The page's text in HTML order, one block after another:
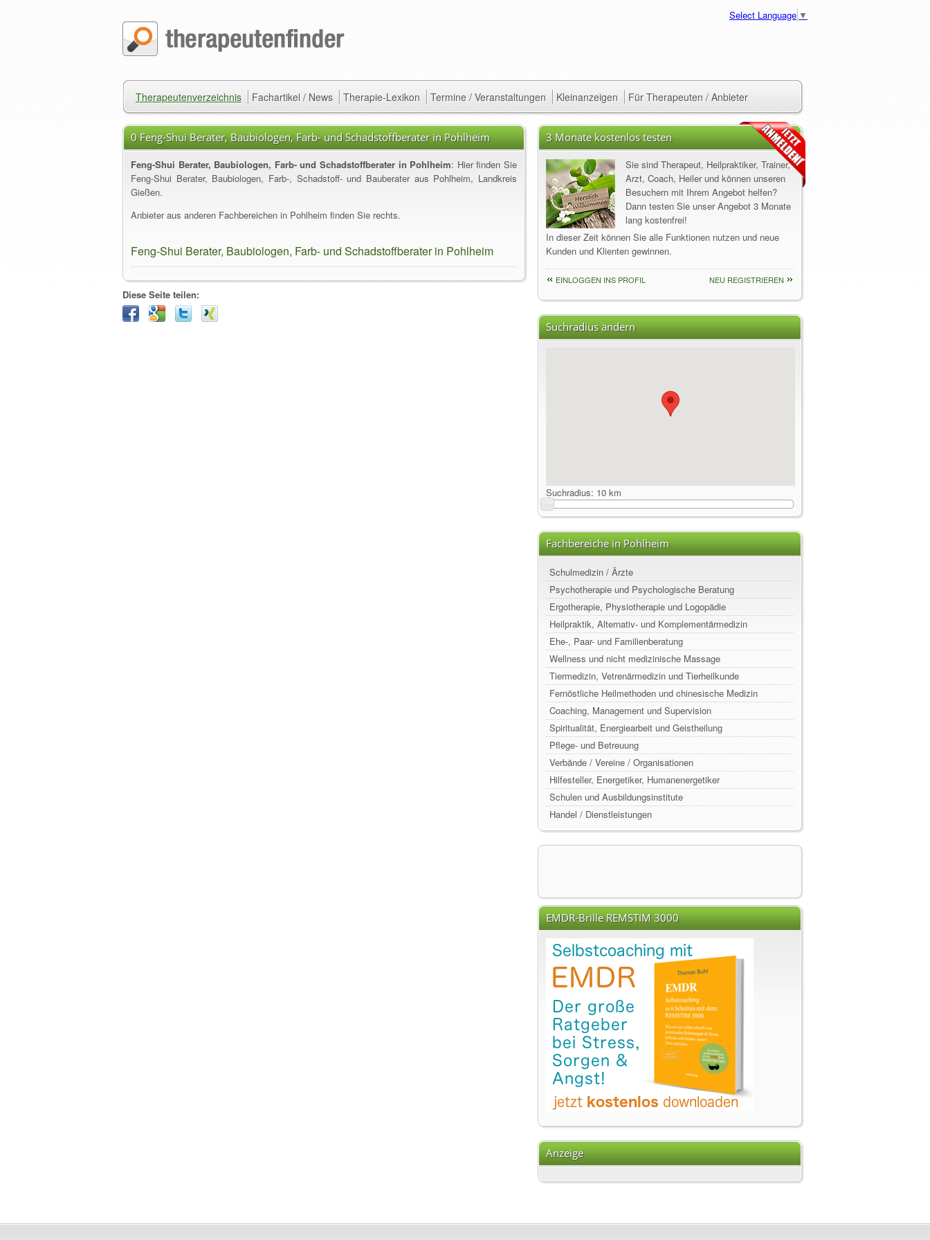
Select Language ▼
Therapeutenverzeichnis Fachartikel / News Therapie-Lexikon Termine / Veranstaltungen Kleinanzeigen Für Therapeuten / Anbieter
0 Feng-Shui Berater, Baubiologen, Farb- und Schadstoffberater in Pohlheim
Feng-Shui Berater, Baubiologen, Farb- und Schadstoffberater in Pohlheim: Hier finden Sie
Feng-Shui Berater, Baubiologen, Farb-, Schadstoff- und Bauberater aus Pohlheim, Landkreis
Gießen.
Anbieter aus anderen Fachbereichen in Pohlheim finden Sie rechts.
Feng-Shui Berater, Baubiologen, Farb- und Schadstoffberater in Pohlheim
Diese Seite teilen:
3 Monate kostenlos testen
Sie sind Therapeut, Heilpraktiker, Trainer,
Arzt, Coach, Heiler und können unseren
Besuchern mit Ihrem Angebot helfen?
Dann testen Sie unser Angebot 3 Monate
lang kostenfrei!
In dieser Zeit können Sie alle Funktionen nutzen und neue
Kunden und Klienten gewinnen.
EINLOGGEN INS PROFIL NEU REGISTRIEREN
Suchradius ändern
Suchradius: 10 km
Fachbereiche in Pohlheim
Schulmedizin / Ärzte
Psychotherapie und Psychologische Beratung
Ergotherapie, Physiotherapie und Logopädie
Heilpraktik, Alternativ- und Komplementärmedizin
Ehe-, Paar- und Familienberatung
Wellness und nicht medizinische Massage
Tiermedizin, Vetrenärmedizin und Tierheilkunde
Fernöstliche Heilmethoden und chinesische Medizin
Coaching, Management und Supervision
Spiritualität, Energiearbeit und Geistheilung
Pflege- und Betreuung
Verbände / Vereine / Organisationen
Hilfesteller, Energetiker, Humanenergetiker
Schulen und Ausbildungsinstitute
Handel / Dienstleistungen
EMDR-Brille REMSTIM 3000
Anzeige